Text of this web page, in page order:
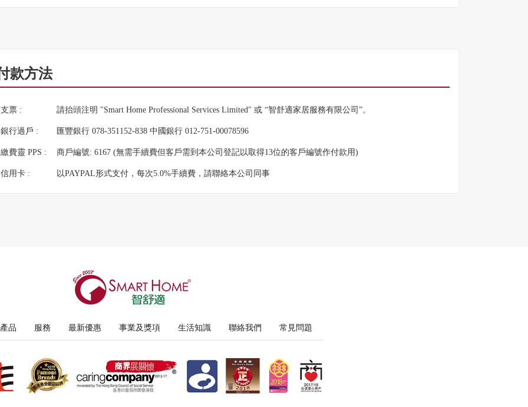
款方法
支票 : 請抬頭注明 "Smart Home Professional Services Limited" 或 “智舒適家居服務有限公司”。
銀行過戶 : 匯豐銀行 078-351152-838 中國銀行 012-751-00078596
繳費靈 PPS : 商戶編號: 6167 (無需手續費但客戶需到本公司登記以取得13位的客戶編號作付款用)
信用卡 : 以PAYPAL形式支付，每次5.0%手續費，請聯絡本公司同事
產品 服務 最新優惠 事業及獎項 生活知識 聯絡我們 常見問題